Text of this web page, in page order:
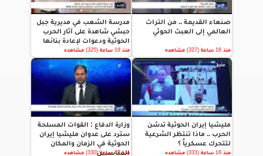
صنعاء القديمة .. من التراث
العالمي إلى العبث الحوثي
منذ 18 ساعة (327) مشاهده
مدرسة الشعب في مديرية جبل
حبشي شاهدة على آثار الحرب
الحوثية ودعوات لإعادة بنائها
منذ 18 ساعة (325) مشاهده
مليشيا إيران الحوثية تدشن
الحرب .. ماذا تنتظر الشرعية
لتتحرك عسكرياً ؟
منذ 18 ساعة (333) مشاهده
وزارة الدفاع : القوات المسلحة
سترد على عدوان مليشيا إيران
الحوثية في الزمان والمكان
المناسبين
منذ 18 ساعة (330) مشاهده